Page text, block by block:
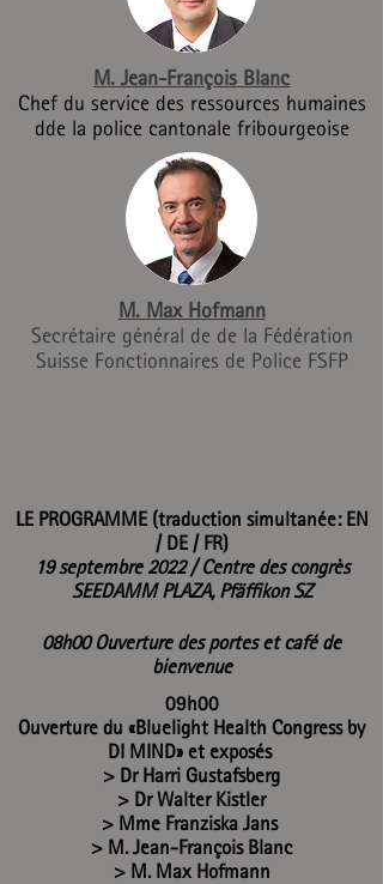
M. Jean-François Blanc
Chef du service des ressources humaines
dde la police cantonale fribourgeoise
M. Max Hofmann
Secrétaire général de de la Fédération
Suisse Fonctionnaires de Police FSFP
LE PROGRAMME(traduction simultanée: EN
/ DE / FR)
19 septembre 2022 / Centre des congrès
SEEDAMM PLAZA, Pfäffikon SZ
08h00 Ouverture des portes et café de
bienvenue
09h00
Ouverture du «Bluelight Health Congress by
DI MIND» et exposés
> Dr Harri Gustafsberg
> Dr Walter Kistler
> Mme Franziska Jans
> M. Jean-François Blanc
> M. Max Hofmann